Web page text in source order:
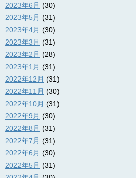
2023年6月 (30)
2023年5月 (31)
2023年4月 (30)
2023年3月 (31)
2023年2月 (28)
2023年1月 (31)
2022年12月 (31)
2022年11月 (30)
2022年10月 (31)
2022年9月 (30)
2022年8月 (31)
2022年7月 (31)
2022年6月 (30)
2022年5月 (31)